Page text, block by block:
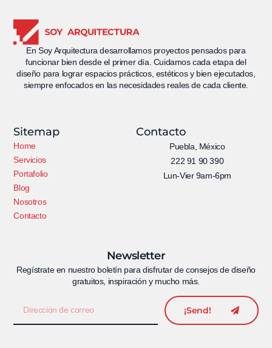
En Soy Arquitectura desarrollamos proyectos pensados para
funcionar bien desde el primer día. Cuidamos cada etapa del
diseño para lograr espacios prácticos, estéticos y bien ejecutados,
siempre enfocados en las necesidades reales de cada cliente.
Sitemap
Home
Servicios
Portafolio
Blog
Nosotros
Contacto
Contacto
Puebla, México
222 91 90 390
Lun-Vier 9am-6pm
Newsletter
Regístrate en nuestro boletín para disfrutar de consejos de diseño
gratuitos, inspiración y mucho más.
¡Send!